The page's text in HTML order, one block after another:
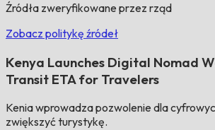
Źródła zweryfikowane przez rząd
Zobacz politykę źródeł
Kenya Launches Digital Nomad
Transit ETA for Travelers
Kenia wprowadza pozwolenie dla
zwiększyć turystykę.